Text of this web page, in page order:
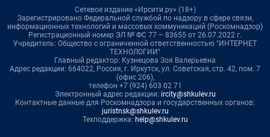
Сетевое издание «Ирсити.ру» (18+)
Зарегистрировано Федеральной службой по надзору в сфере связи,
информационных технологий и массовых коммуникаций (Роскомнадзор)
Регистрационный номер ЭЛ № ФС 77 – 83655 от 26.07.2022 г.
Учредитель: Общество с ограниченной ответственностью "ИНТЕРНЕТ
ТЕХНОЛОГИИ"
Главный редактор: Кузнецова Зоя Валерьевна
Адрес редакции: 664022, Россия, г. Иркутск, ул. Советская, стр. 42, пом. 7
(офис 206),
телефон +7 (924) 603 02 71
Электронный адрес редакции: ircity@shkulev.ru
Контактные данные для Роскомнадзора и государственных органов:
juristnsk@shkulev.ru
Техподдержка: help@shkulev.ru